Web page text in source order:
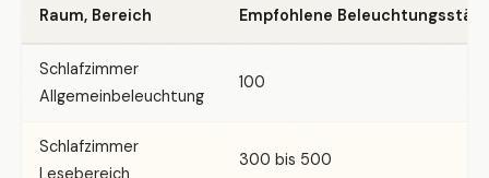
Raum, Bereich Empfohlene
Schlafzimmer
Allgemeinbeleuchtung
100
Schlafzimmer
Lesebereich
300 bis 500